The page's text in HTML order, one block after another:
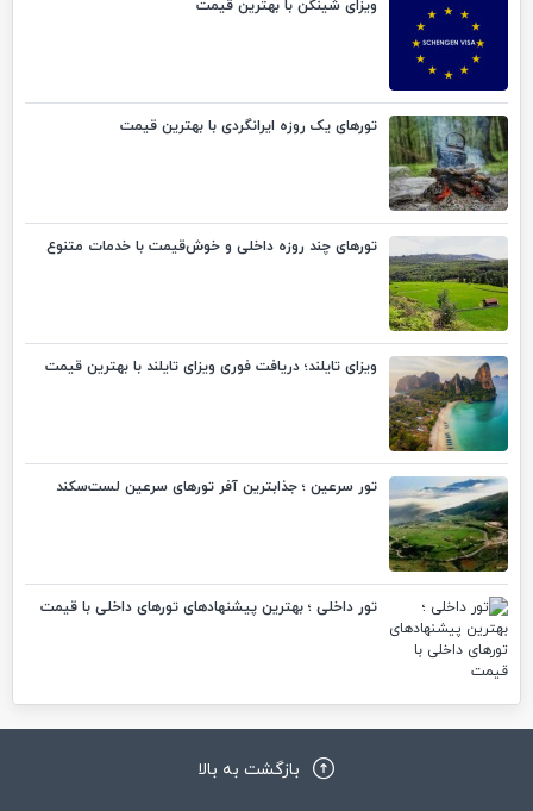
ویزای شینگن با بهترین قیمت
تورهای یک روزه ایرانگردی با بهترین قیمت
تورهای چند روزه داخلی و خوش‌قیمت با خدمات متنوع
ویزای تایلند؛ دریافت فوری ویزای تایلند با بهترین قیمت
تور سرعین ؛ جذابترین آفر تورهای سرعین لست‌سکند
تور داخلی ؛ بهترین پیشنهادهای تورهای داخلی با قیمت
بازگشت به بالا